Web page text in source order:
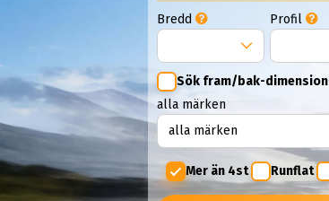
Bredd Profil
Sök fram/bak-dimension
alla märken
Mer än 4st Runflat